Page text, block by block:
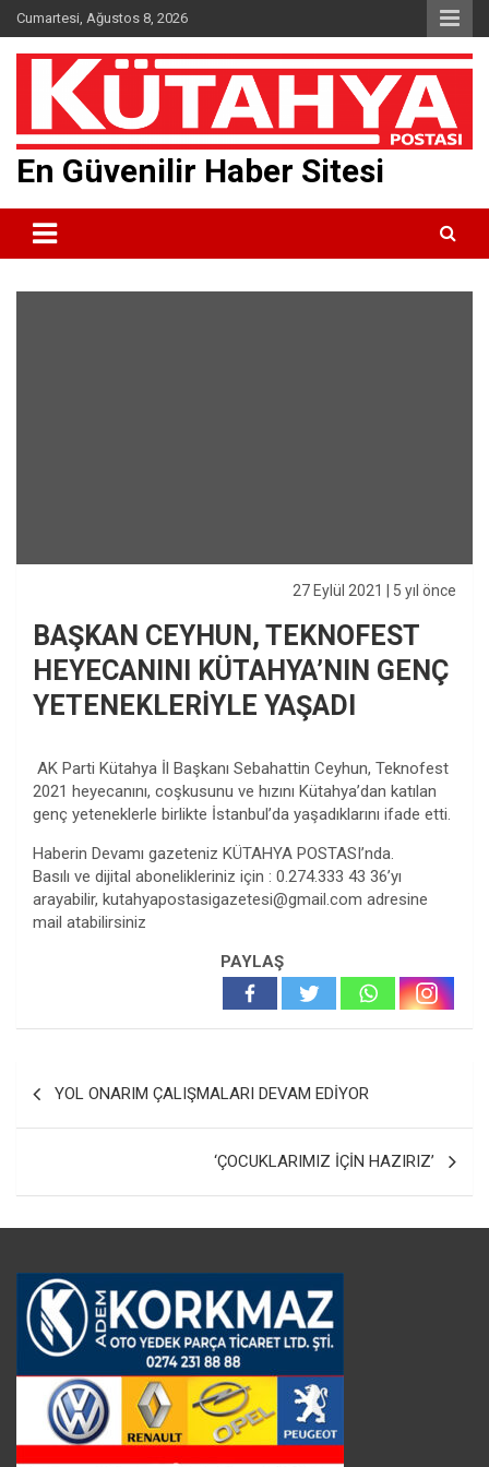
Skip
to
content
Cumartesi, Ağustos 8, 2026
En Güvenilir Haber Sitesi
27 Eylül 2021 | 5 yıl önce
BAŞKAN CEYHUN, TEKNOFEST
HEYECANINI KÜTAHYA’NIN GENÇ
YETENEKLERİYLE YAŞADI
AK Parti Kütahya İl Başkanı Sebahattin Ceyhun, Teknofest
2021 heyecanını, coşkusunu ve hızını Kütahya’dan katılan
genç yeteneklerle birlikte İstanbul’da yaşadıklarını ifade etti.
Haberin Devamı gazeteniz KÜTAHYA POSTASI’nda.
Basılı ve dijital abonelikleriniz için : 0.274.333 43 36’yı
arayabilir, kutahyapostasigazetesi@gmail.com adresine
mail atabilirsiniz
PAYLAŞ
YOL ONARIM ÇALIŞMALARI DEVAM EDİYOR
‘ÇOCUKLARIMIZ İÇİN HAZIRIZ’